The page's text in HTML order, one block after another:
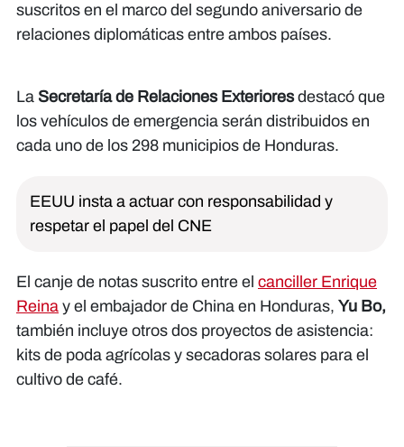
suscritos en el marco del segundo aniversario de
relaciones diplomáticas entre ambos países.
La Secretaría de Relaciones Exterioresdestacó que
los vehículos de emergencia serán distribuidos en
cada uno de los 298 municipios de Honduras.
EEUU insta a actuar con responsabilidad y
respetar el papel del CNE
El canje de notas suscrito entre el canciller Enrique
Reina y el embajador de China en Honduras, Yu Bo,
también incluye otros dos proyectos de asistencia:
kits de poda agrícolas y secadoras solares para el
cultivo de café.